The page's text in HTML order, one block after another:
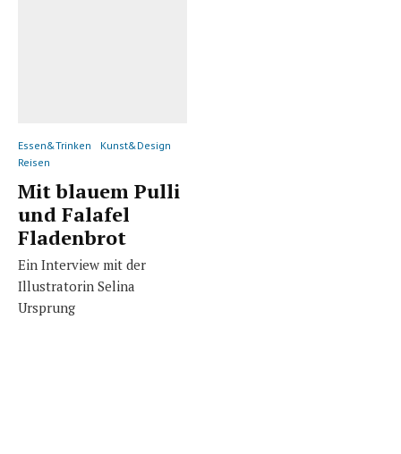
Essen&Trinken
Kunst&Design
Reisen
Mit blauem Pulli
und Falafel
Fladenbrot
Ein Interview mit der
Illustratorin Selina
Ursprung